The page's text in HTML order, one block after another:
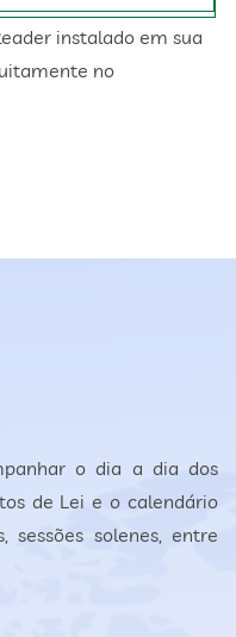
instalado em sua
no
o dia a dia dos
de Lei e o calendário
sessões solenes, entre